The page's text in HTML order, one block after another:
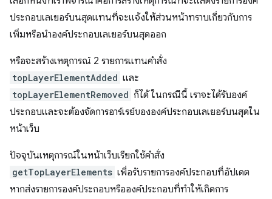
ประกอบเลเยอร์บนสุดแทนที่จะแจ้งให้ส่วนหน้าทราบเกี่ยวกับการ
เพิ่มหรือนําองค์ประกอบเลเยอร์บนสุดออก
หรือจะสร้างเหตุการณ์ 2 รายการแทนคำสั่ง
topLayerElementAdded และ
topLayerElementRemoved ก็ได้ ในกรณีนี้ เราจะได้รับองค์
ประกอบและจะต้องจัดการอาร์เรย์ขององค์ประกอบเลเยอร์บนสุดใน
หน้าเว็บ
ปัจจุบันเหตุการณ์ในหน้าเว็บเรียกใช้คําสั่ง
getTopLayerElements เพื่อรับรายการองค์ประกอบที่อัปเดต
หากส่งรายการองค์ประกอบหรือองค์ประกอบที่ทำให้เกิดการ